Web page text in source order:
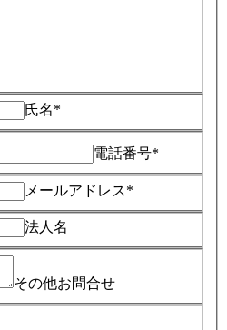
氏名*
電話番号*
メールアドレス*
法人名
その他お問合せ